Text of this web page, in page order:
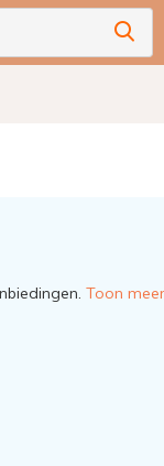
Toon meer